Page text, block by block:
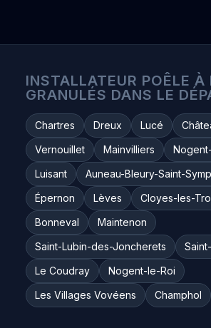
INSTALLATEUR POÊLE À
GRANULÉS DANS LE
Chartres Dreux Lucé
Vernouillet
Mainvilliers
Luisant
Auneau-Bleury-Saint-
Épernon
Lèves
Cloyes-les-
Bonneval
Maintenon
Saint-Lubin-des-Joncherets
Le Coudray
Nogent-le-Roi
Les Villages Vovéens
Champhol